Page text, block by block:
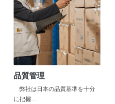
品質管理
弊社は日本の品質基準を十分
に把握…